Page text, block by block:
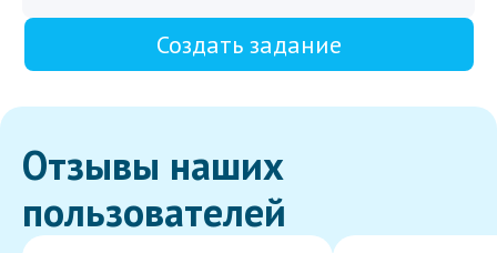
Создать задание
Отзывы наших
пользователей